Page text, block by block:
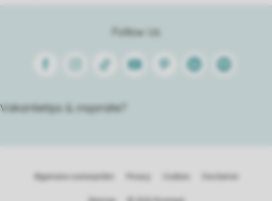
Follow Us
FacebookInstagram
Tiktok Youtube PinterestLinkedinSpotify
Vakantietips & inspiratie?